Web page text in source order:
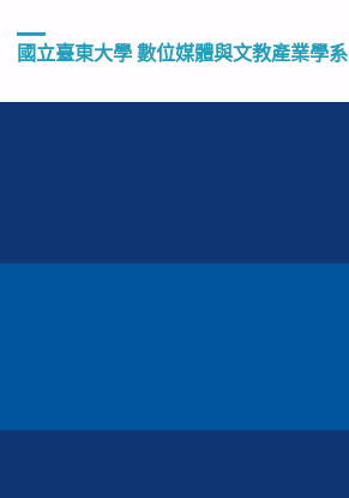
國立臺東大學 數位媒體與文教產業學系